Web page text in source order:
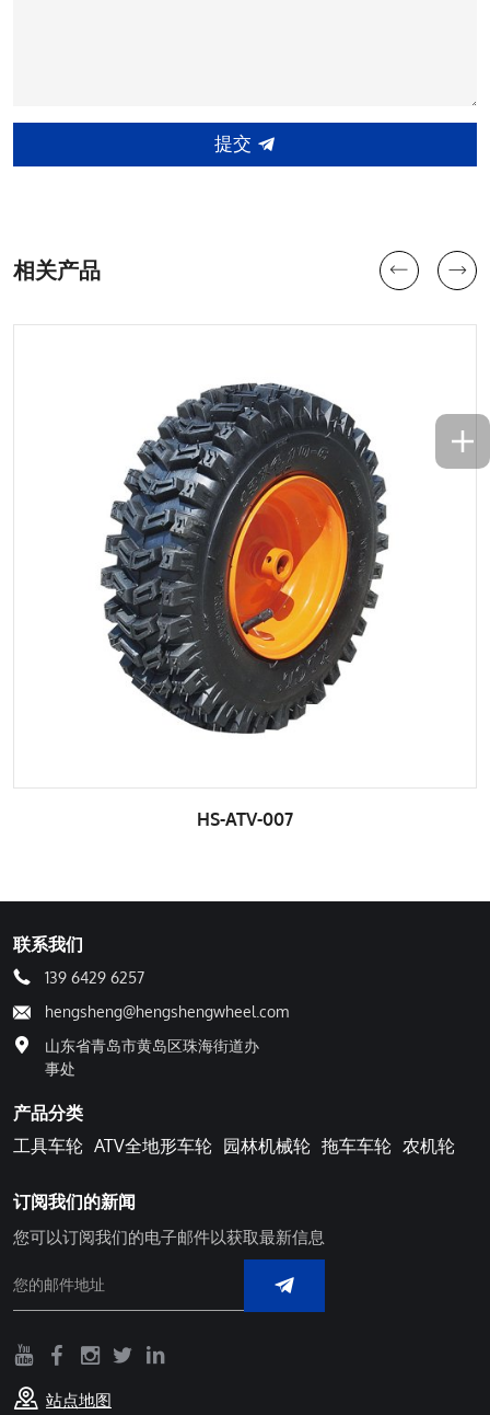
提交
相关产品
HS-ATV-007
联系我们
139 6429 6257
hengsheng@hengshengwheel.com
山东省青岛市黄岛区珠海街道办
事处
产品分类
工具车轮 ATV全地形车轮 园林机械轮 拖车车轮 农机轮
订阅我们的新闻
您可以订阅我们的电子邮件以获取最新信息
站点地图